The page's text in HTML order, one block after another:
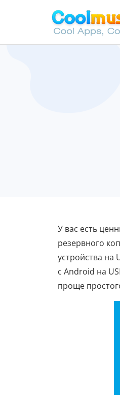
У вас есть
резервного
устройства на
с Android на
проще